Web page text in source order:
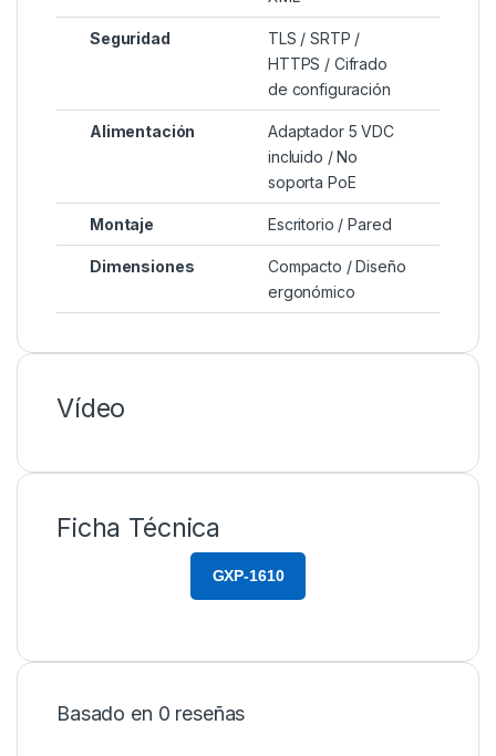
Seguridad
TLS / SRTP /
HTTPS / Cifrado
de configuración
Alimentación
Adaptador 5 VDC
incluido / No
soporta PoE
Montaje Escritorio / Pared
Dimensiones
Compacto / Diseño
ergonómico
Vídeo
Ficha Técnica
GXP-1610
Basado en 0 reseñas